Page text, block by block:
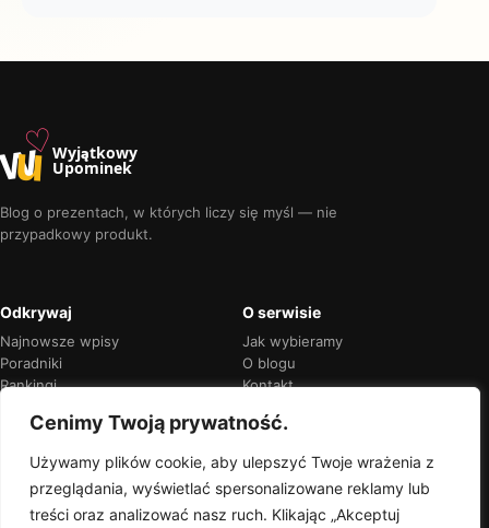
Cenimy Twoją prywatność.
Używamy plików cookie, aby ulepszyć Twoje wrażenia z
przeglądania, wyświetlać spersonalizowane reklamy lub
treści oraz analizować nasz ruch. Klikając „Akceptuj
u♡Wyjątkowy
Upominek
Blog o prezentach, w których liczy się myśl — nie
przypadkowy produkt.
Odkrywaj
Najnowsze wpisy
Poradniki
Rankingi
O serwisie
Jak wybieramy
O blogu
Kontakt
Przejrzyste rekomendacje